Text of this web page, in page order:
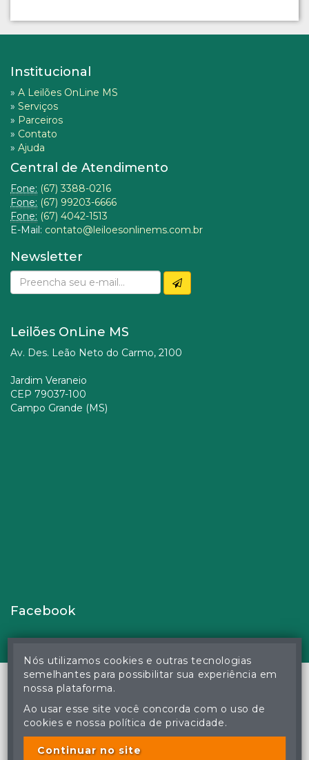
Institucional
» A Leilões OnLine MS
» Serviços
» Parceiros
» Contato
» Ajuda
Central de Atendimento
Fone: (67) 3388-0216
Fone: (67) 99203-6666
Fone: (67) 4042-1513
E-Mail: contato@leiloesonlinems.com.br
Newsletter
Leilões OnLine MS
Av. Des. Leão Neto do Carmo, 2100
Jardim Veraneio
CEP 79037-100
Campo Grande (MS)
Facebook
© Gustavo Correa Pereira da Silva - Leiloeiro Público Oficial -
Matrícula nº 26 JUCEMS - Todos os direitos reservados
A cópia ou reprodução não autorizada do conteúdo deste site
poderá acarretar em penas previstas em lei.
Nós utilizamos cookies e outras tecnologias
semelhantes para possibilitar sua experiência em
nossa plataforma.
Ao usar esse site você concorda com o uso de
cookies e nossa política de privacidade.
Continuar no site